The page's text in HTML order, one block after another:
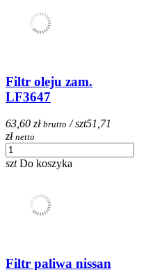
Filtr oleju zam.
LF3647
63,60 zł brutto / szt51,71
zł netto
szt Do koszyka
Filtr paliwa nissan